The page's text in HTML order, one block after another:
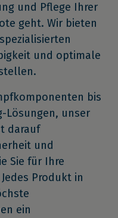
und Pflege Ihrer
geht. Wir bieten
und optimale
bis
Lösungen, unser
darauf
und
Sie für Ihre
Produkt in
ein